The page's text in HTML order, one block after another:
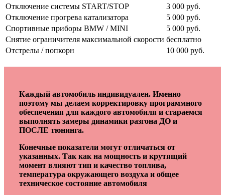
Отключение системы START/STOP
3 000 руб.
Отключение прогрева катализатора
5 000 руб.
Спортивные приборы BMW / MINI
5 000 руб.
Снятие ограничителя максимальной скорости бесплатно
Отстрелы / попкорн
10 000 руб.
Каждый автомобиль индивидуален. Именно
поэтому мы делаем корректировку программного
обеспечения для каждого автомобиля и стараемся
выполнять замеры динамики разгона ДО и
ПОСЛЕ тюнинга.
Конечные показатели могут отличаться от
указанных. Так как на мощность и крутящий
момент влияют тип и качество топлива,
температура окружающего воздуха и общее
техническое состояние автомобиля